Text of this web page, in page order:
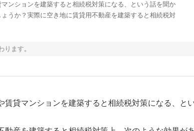
ンションを建築すると相続税対策になる、という話を聞か
うか？実際に空き地に賃貸用不動産を建築すると相続税対
ります。
賃貸マンションを建築すると相続税対策になる、と